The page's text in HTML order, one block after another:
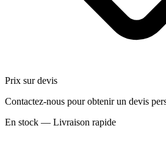
Prix sur devis
Contactez-nous pour obtenir un devis
En stock — Livraison rapide